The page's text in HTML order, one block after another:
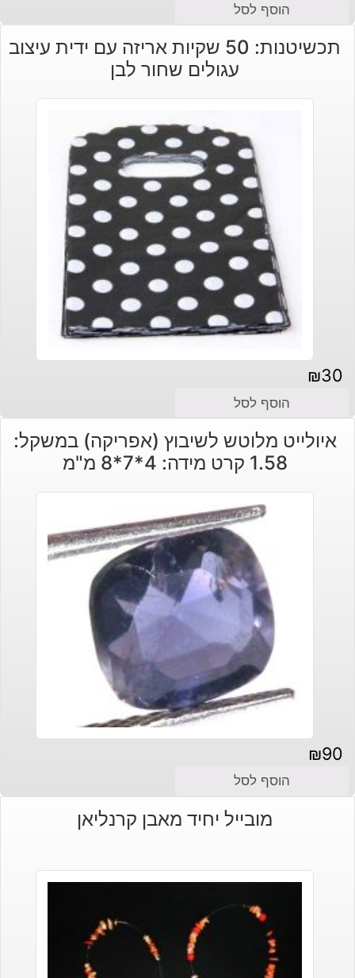
הוסף לסל
תכשיטנות: 50 שקיות אריזה עם ידית עיצוב
עגולים שחור לבן
₪30
הוסף לסל
איולייט מלוטש לשיבוץ (אפריקה) במשקל:
1.58 קרט מידה: 4*7*8 מ"מ
₪90
הוסף לסל
מובייל יחיד מאבן קרנליאן